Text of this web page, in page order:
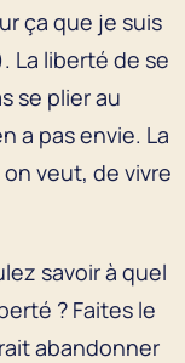
ça que je suis
La liberté de se
se plier au
a pas envie. La
veut, de vivre
savoir à quel
? Faites le
abandonner